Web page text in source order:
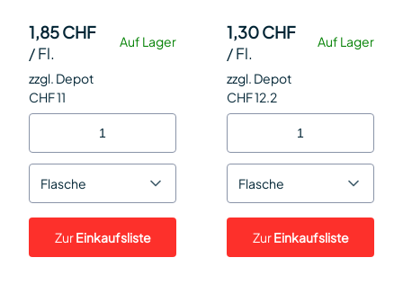
Auf Lager
1,85 CHF
/Fl.
zzgl. Depot
CHF 11
Flasche
ZurEinkaufsliste
Auf Lager
1,30 CHF
/Fl.
zzgl. Depot
CHF 12.2
Flasche
ZurEinkaufsliste